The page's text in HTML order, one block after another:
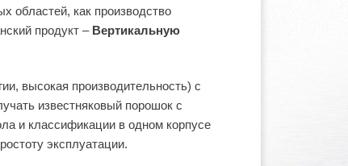
областей, как производство
продукт – Вертикальную
высокая производительность) с
известняковый порошок с
и классификации в одном корпусе
эксплуатации.